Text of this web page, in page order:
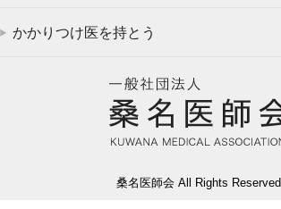
かかりつけ医を持とう
桑名医師会 All Rights Reserved.